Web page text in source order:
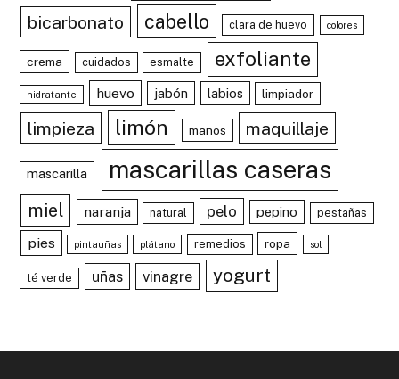
bicarbonato cabello clara de huevo colores
crema cuidados esmalte exfoliante
hidratante huevo jabón labios limpiador
limpieza limón manos maquillaje
mascarilla mascarillas caseras
miel naranja natural pelo pepino pestañas
pies pintauñas plátano remedios ropa sol
té verde uñas vinagre yogurt